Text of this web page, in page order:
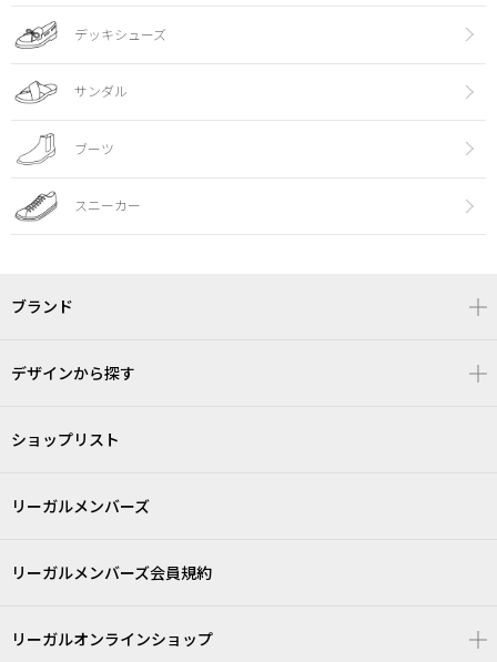
デッキシューズ
サンダル
ブーツ
スニーカー
ブランド
デザインから探す
ショップリスト
リーガルメンバーズ
リーガルメンバーズ会員規約
リーガルオンラインショップ